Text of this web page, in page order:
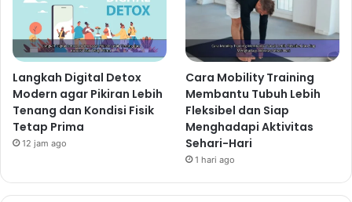
Langkah Digital Detox
Modern agar Pikiran Lebih
Tenang dan Kondisi Fisik
Tetap Prima
12 jam ago
Cara Mobility Training
Membantu Tubuh Lebih
Fleksibel dan Siap
Menghadapi Aktivitas
Sehari-Hari
1 hari ago